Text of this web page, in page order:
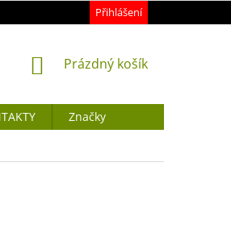
Přihlášení
NÁKUPNÍ
Prázdný košík
Značky